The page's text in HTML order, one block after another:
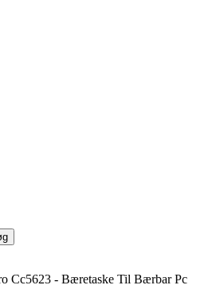
Cc5623 - Bæretaske Til Bærbar Pc